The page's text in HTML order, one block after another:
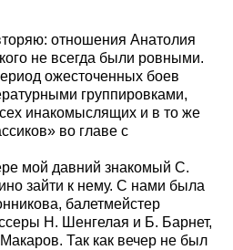
отношения Анатолия
не всегда были ровными.
ожесточенных боев
группировками,
инакомыслящих и в то же
во главе с
мой давний знакомый С.
зайти к нему. С нами была
балетмейстер
Н. Шенгелая и Б. Барнет,
Так как вечер не был